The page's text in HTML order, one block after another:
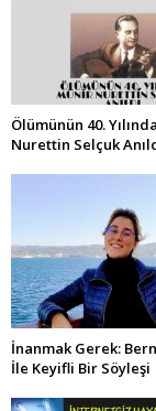
Ölümünün 40.
Nurettin Selçuk
İnanmak Gerek:
İle Keyifli Bir Söyleşi